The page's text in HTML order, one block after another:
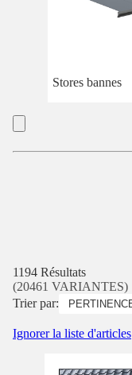
Stores bannes
1194 Résultats
(20461 VARIANTES)
Trier par:
Ignorer la liste d'articles